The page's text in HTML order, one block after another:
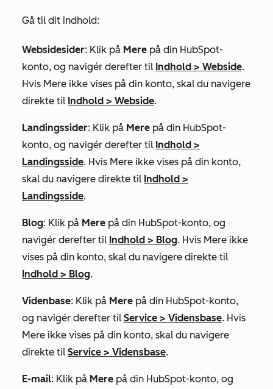
Gå til dit indhold:
Websidesider: Klik på Mere på din HubSpot-
konto, og navigér derefter til Indhold > Webside.
Hvis Mere ikke vises på din konto, skal du navigere
direkte til Indhold > Webside.
Landingssider: Klik på Mere på din HubSpot-
konto, og navigér derefter til Indhold >
Landingsside. Hvis Mere ikke vises på din konto,
skal du navigere direkte til Indhold >
Landingsside.
Blog: Klik på Mere på din HubSpot-konto, og
navigér derefter til Indhold > Blog. Hvis Mere ikke
vises på din konto, skal du navigere direkte til
Indhold > Blog.
Videnbase: Klik på Mere på din HubSpot-konto,
og navigér derefter til Service > Vidensbase. Hvis
Mere ikke vises på din konto, skal du navigere
direkte til Service > Vidensbase.
E-mail: Klik på Mere på din HubSpot-konto, og